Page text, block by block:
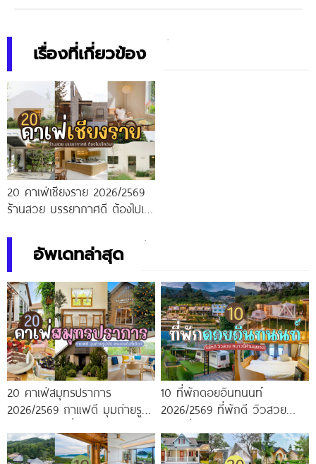
เรื่องที่เกี่ยวข้อง
20 คาเฟ่เชียงราย 2026/2569
ร้านสวย บรรยากาศดี ต้องไปเช็
อัพเดทล่าสุด
20 คาเฟ่สมุทรปราการ
2026/2569 กาแฟดี มุมถ่ายรูป
10 ที่พักดอยอินทนนท์
2026/2569 ที่พักดี วิวสวย